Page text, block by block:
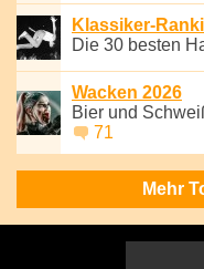
Klassiker-
Die 30 besten
Wacken 2026
Bier und
71
Mehr